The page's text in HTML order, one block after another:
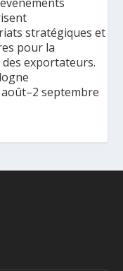
stratégiques et
pour la
exportateurs.
août–2 septembre
την
επιχειρηματικές